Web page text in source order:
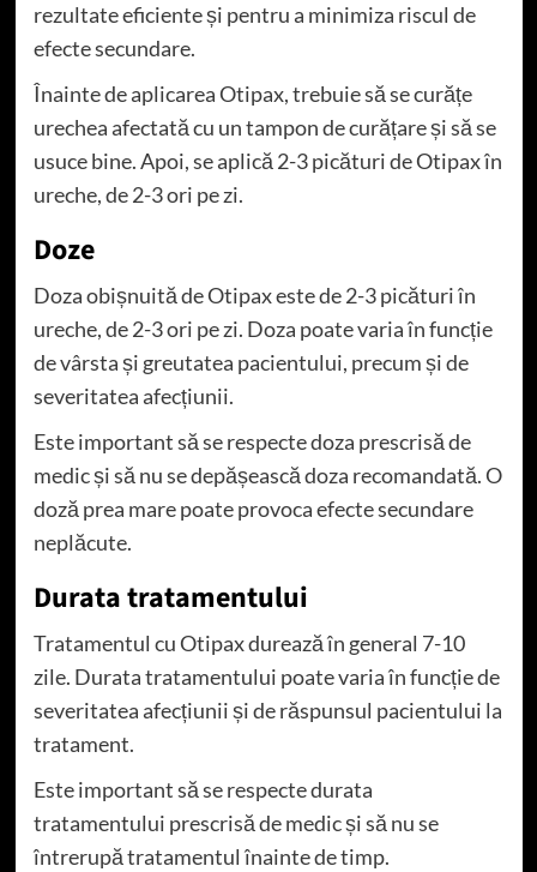
rezultate eficiente și pentru a minimiza riscul de
efecte secundare.
Înainte de aplicarea Otipax, trebuie să se curățe
urechea afectată cu un tampon de curățare și să se
usuce bine. Apoi, se aplică 2-3 picături de Otipax în
ureche, de 2-3 ori pe zi.
Doze
Doza obișnuită de Otipax este de 2-3 picături în
ureche, de 2-3 ori pe zi. Doza poate varia în funcție
de vârsta și greutatea pacientului, precum și de
severitatea afecțiunii.
Este important să se respecte doza prescrisă de
medic și să nu se depășească doza recomandată. O
doză prea mare poate provoca efecte secundare
neplăcute.
Durata tratamentului
Tratamentul cu Otipax durează în general 7-10
zile. Durata tratamentului poate varia în funcție de
severitatea afecțiunii și de răspunsul pacientului la
tratament.
Este important să se respecte durata
tratamentului prescrisă de medic și să nu se
întrerupă tratamentul înainte de timp.